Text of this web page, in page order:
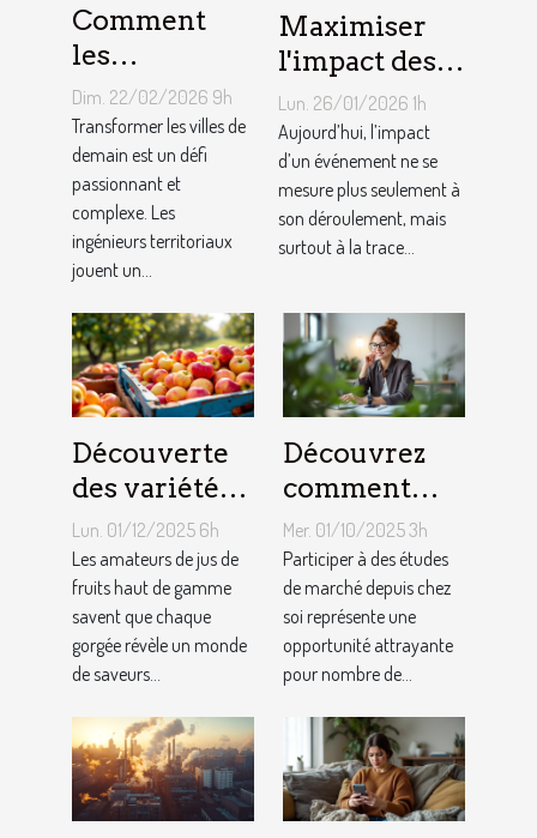
Comment
les
ingénieurs
territoriaux
façonnent-
ils les villes
de demain ?
Dim. 22/02/2026 9h
Transformer les villes de
demain est un défi
passionnant et
complexe. Les
ingénieurs territoriaux
jouent un...
Maximiser
l'impact des
événements
avec des
souvenirs
audio
personnalisés
Lun. 26/01/2026 1h
Aujourd’hui, l’impact
d’un événement ne se
mesure plus seulement à
son déroulement, mais
surtout à la trace...
Découverte
des variétés
de pommes
utilisées
dans les jus
premium
Lun. 01/12/2025 6h
Les amateurs de jus de
fruits haut de gamme
savent que chaque
gorgée révèle un monde
de saveurs...
Découvrez
comment
participer à
des études de
marché
depuis chez
vous
Mer. 01/10/2025 3h
Participer à des études
de marché depuis chez
soi représente une
opportunité attrayante
pour nombre de...